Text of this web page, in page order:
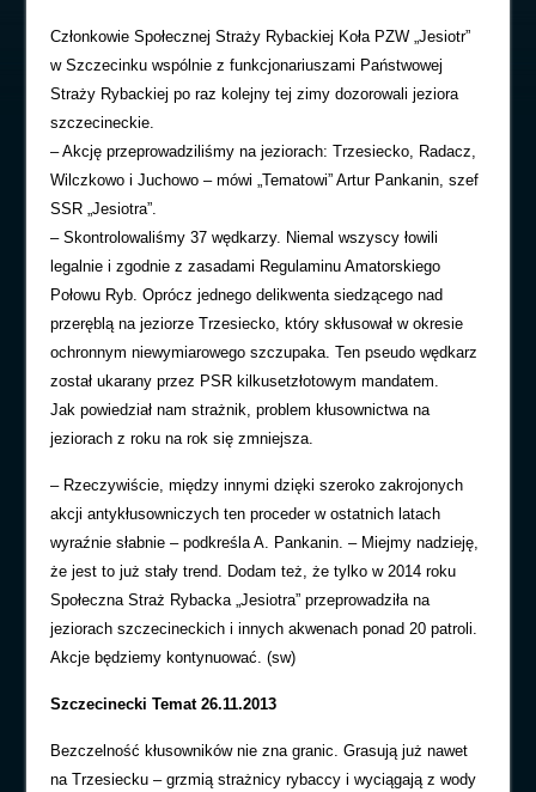
Członkowie Społecznej Straży Rybackiej Koła PZW „Jesiotr”
w Szczecinku wspólnie z funkcjonariuszami Państwowej
Straży Rybackiej po raz kolejny tej zimy dozorowali jeziora
szczecineckie.
– Akcję przeprowadziliśmy na jeziorach: Trzesiecko, Radacz,
Wilczkowo i Juchowo – mówi „Tematowi” Artur Pankanin, szef
SSR „Jesiotra”.
– Skontrolowaliśmy 37 wędkarzy. Niemal wszyscy łowili
legalnie i zgodnie z zasadami Regulaminu Amatorskiego
Połowu Ryb. Oprócz jednego delikwenta siedzącego nad
przeręblą na jeziorze Trzesiecko, który skłusował w okresie
ochronnym niewymiarowego szczupaka. Ten pseudo wędkarz
został ukarany przez PSR kilkusetzłotowym mandatem.
Jak powiedział nam strażnik, problem kłusownictwa na
jeziorach z roku na rok się zmniejsza.
– Rzeczywiście, między innymi dzięki szeroko zakrojonych
akcji antykłusowniczych ten proceder w ostatnich latach
wyraźnie słabnie – podkreśla A. Pankanin. – Miejmy nadzieję,
że jest to już stały trend. Dodam też, że tylko w 2014 roku
Społeczna Straż Rybacka „Jesiotra” przeprowadziła na
jeziorach szczecineckich i innych akwenach ponad 20 patroli.
Akcje będziemy kontynuować. (sw)
Szczecinecki Temat 26.11.2013
Bezczelność kłusowników nie zna granic. Grasują już nawet
na Trzesiecku – grzmią strażnicy rybaccy i wyciągają z wody